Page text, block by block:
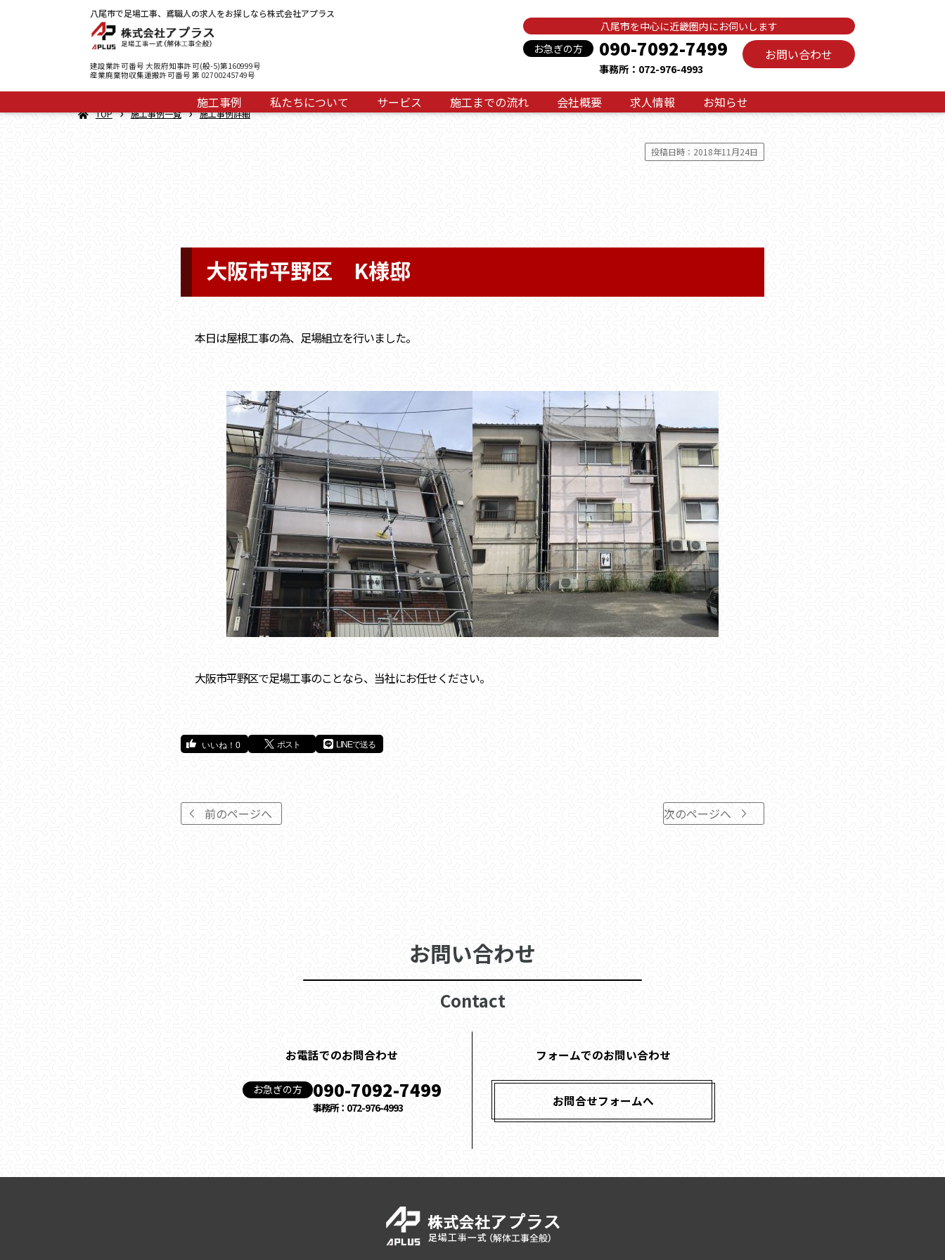
八尾市で足場工事、鳶職人の求人をお探しなら株式会社アプラス
建設業許可番号 大阪府知事許可(般-5)第160999号
産業廃棄物収集運搬許可番号 第 02700245749号
八尾市を中心に近畿圏内にお伺いします
お急ぎの方
090-7092-7499
事務所：072-976-4993
お問い合わせ
施工事例 私たちについて サービス 施工までの流れ 会社概要 求人情報 お知らせ
TOP › 施工事例一覧 › 施工事例詳細
投稿日時：2018年11月24日
大阪市平野区 K様邸
本日は屋根工事の為、足場組立を行いました。
大阪市平野区で足場工事のことなら、当社にお任せください。
0 ポスト LINEで送る
前のページへ 次のページへ
お問い合わせ
Contact
お電話でのお問合わせ
お急ぎの方 090-7092-7499
事務所：072-976-4993
フォームでのお問い合わせ
お問合せフォームへ